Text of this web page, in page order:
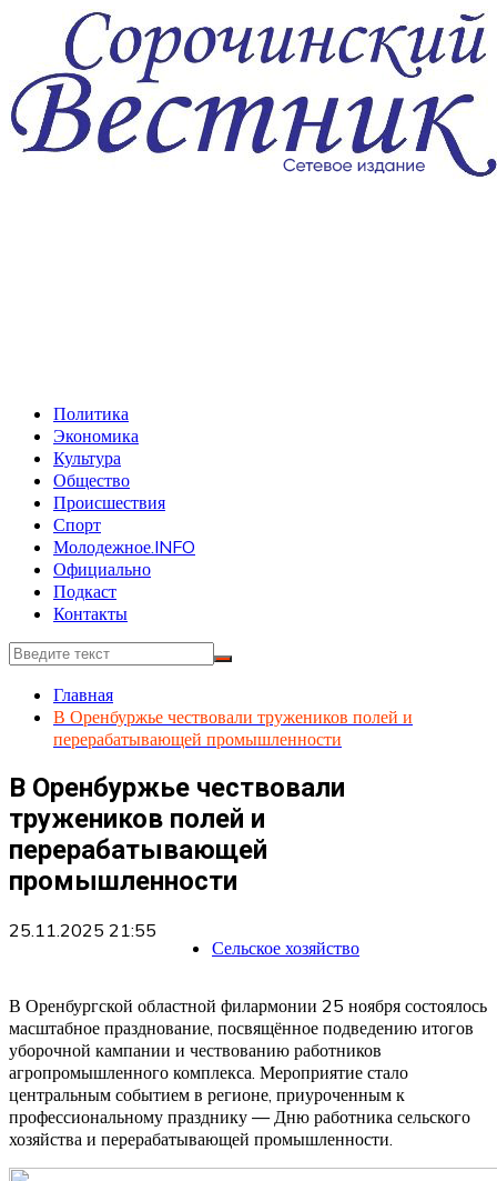
содержимому
Политика
Экономика
Культура
Общество
Происшествия
Спорт
Молодежное.INFO
Официально
Подкаст
Контакты
Главная
В Оренбуржье чествовали тружеников полей и
перерабатывающей промышленности
В Оренбуржье чествовали
тружеников полей и
перерабатывающей
промышленности
25.11.2025 21:55
Сельское хозяйство
В Оренбургской областной филармонии 25 ноября состоялось
масштабное празднование, посвящённое подведению итогов
уборочной кампании и чествованию работников
агропромышленного комплекса. Мероприятие стало
центральным событием в регионе, приуроченным к
профессиональному празднику — Дню работника сельского
хозяйства и перерабатывающей промышленности.